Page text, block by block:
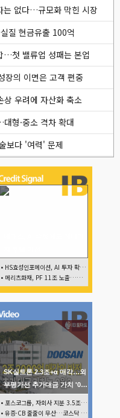
없다…규모화 막힌 시장
질 현금유출 100억
…첫 밸류업 성패는 본업
의 이면은 고객 편중
우려에 자산화 축소
형·중소 격차 확대
보다 '여력' 문제
• HS효성인포메이션, AI 투자 확대에 실적 체력 강화
• 메리츠화재, PF 11조 노출…부동산 사업성 저하 우려
SK실트론 2.3조+α 매각…외
부평가선 추가대금 가치 '0
• 포스코그룹, 자회사 지분 3.5조 현금화…리튬 키우고 오버행 부담
• 유증·CB 줄줄이 무산…코스닥 벌점 급증에 상폐 압박